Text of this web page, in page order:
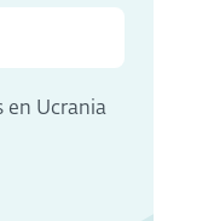
en Ucrania